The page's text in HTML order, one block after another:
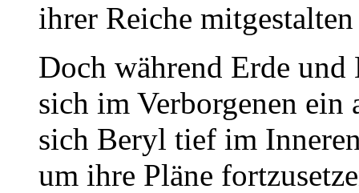
ihrer Reiche
Doch während Erde
sich im Verborgenen ein
sich Beryl tief im
um ihre Pläne